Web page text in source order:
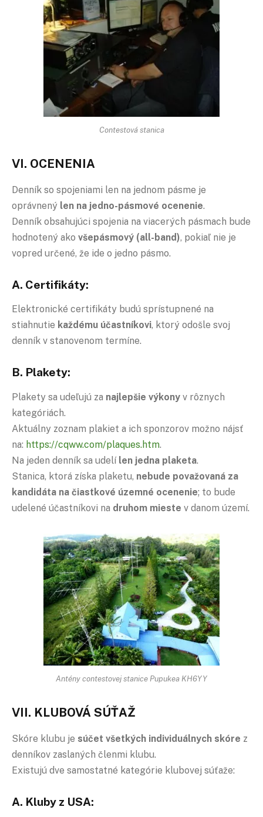
Contestová stanica
VI. OCENENIA
Denník so spojeniami len na jednom pásme je
oprávnený len na jedno-pásmové ocenenie.
Denník obsahujúci spojenia na viacerých pásmach bude
hodnotený ako všepásmový (all-band), pokiaľ nie je
vopred určené, že ide o jedno pásmo.
A. Certifikáty:
Elektronické certifikáty budú sprístupnené na
stiahnutie každému účastníkovi, ktorý odošle svoj
denník v stanovenom termíne.
B. Plakety:
Plakety sa udeľujú za najlepšie výkony v rôznych
kategóriách.
Aktuálny zoznam plakiet a ich sponzorov možno nájsť
na: https://cqww.com/plaques.htm.
Na jeden denník sa udelí len jedna plaketa.
Stanica, ktorá získa plaketu, nebude považovaná za
kandidáta na čiastkové územné ocenenie; to bude
udelené účastníkovi na druhom mieste v danom území.
Antény contestovej stanice Pupukea KH6YY
VII. KLUBOVÁ SÚŤAŽ
Skóre klubu je súčet všetkých individuálnych skóre z
denníkov zaslaných členmi klubu.
Existujú dve samostatné kategórie klubovej súťaže:
A. Kluby z USA: